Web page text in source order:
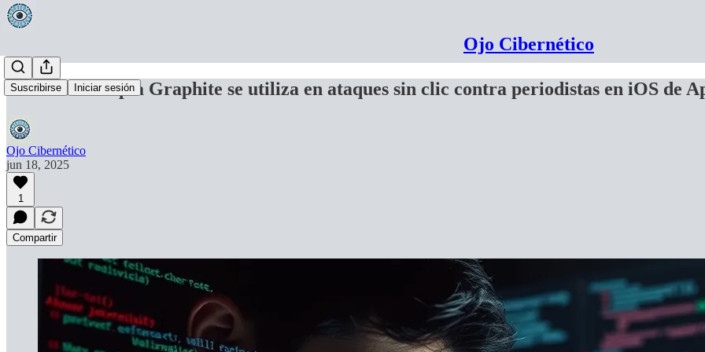
Ojo Cibernético
Suscribirse Iniciar sesión
El software espía Graphite se utiliza en ataques sin clic contra periodistas en iOS de
Ojo Cibernético
jun 18, 2025
1
Compartir